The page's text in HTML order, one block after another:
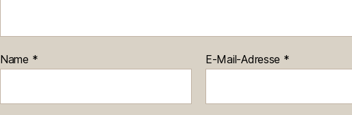
Name * E-Mail-Adresse *